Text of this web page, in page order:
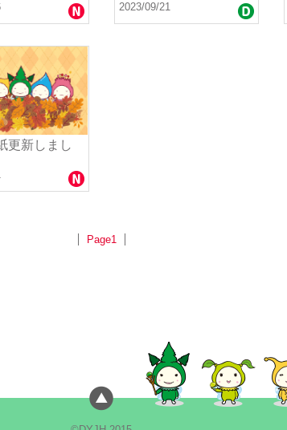
2023/09/21
更新しまし
Page1